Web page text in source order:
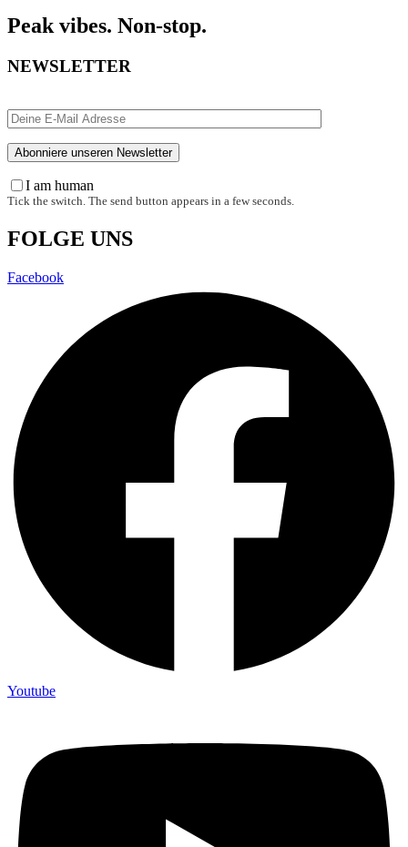
Peak vibes. Non-stop.
NEWSLETTER
I am human
Tick the switch. The send button appears in a few seconds.
FOLGE UNS
Facebook
Youtube